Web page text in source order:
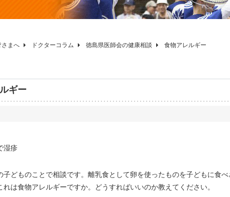
さまへ ドクターコラム 徳島県医師会の健康相談 食物アレルギー
ギー
湿疹
子どものことで相談です。離乳食として卵を使ったものを子どもに食
れは食物アレルギーですか。どうすればいいのか教えてください。